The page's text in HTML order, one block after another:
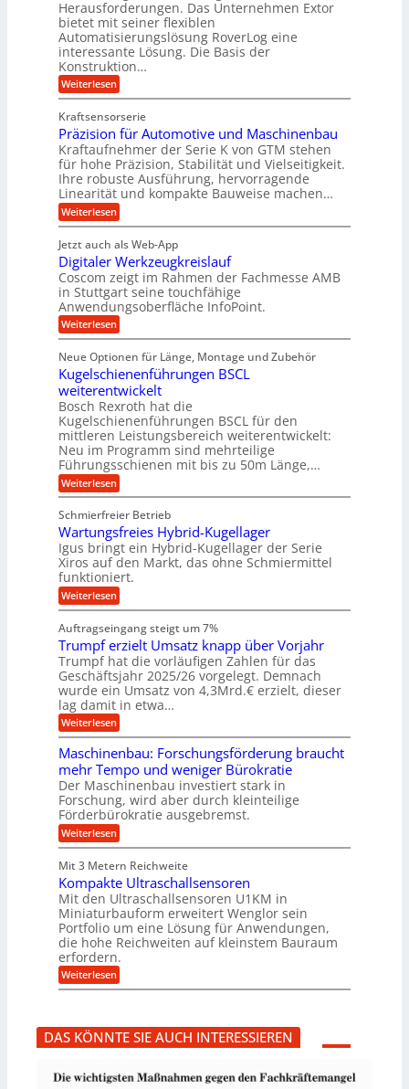
m
V
e
r
g
e
c
h
K
u
g
e
l
g
e
w
i
n
d
e
t
i
e
b
e
f
ü
r
r
a
u
e
U
m
g
e
b
u
n
g
e
n
t
U
m
s
a
t
u
n
d
A
u
f
t
r
a
g
s
e
i
g
a
n
g
r
b
e
i
t
s
l
o
s
e
,
w
e
n
i
g
e
r
S
t
e
l
l
e
n
Herausforderungen. Das Unternehmen Extor
bietet mit seiner flexiblen
Automatisierungslösung RoverLog eine
interessante Lösung. Die Basis der
Konstruktion…
Weiterlesen:
Z
h
n
s
t
a
n
g
e
n
e
t
r
i
e
b
e
f
r
p
r
ä
z
i
s
e
H
u
b
e
w
e
g
u
n
g
e
Kraftsensorserie
Präzision für Automotive und Maschinenbau
Kraftaufnehmer der Serie K von GTM stehen
für hohe Präzision, Stabilität und Vielseitigkeit.
Ihre robuste Ausführung, hervorragende
Linearität und kompakte Bauweise machen…
Weiterlesen:
P
ä
z
i
s
i
o
n
f
r
A
u
t
o
m
o
t
i
v
e
n
d
M
a
s
c
h
i
e
n
b
a
u
Jetzt auch als Web-App
Digitaler Werkzeugkreislauf
Coscom zeigt im Rahmen der Fachmesse AMB
in Stuttgart seine touchfähige
Anwendungsoberfläche InfoPoint.
Weiterlesen:
D
g
i
t
a
l
e
r
W
e
r
k
z
e
u
g
k
r
e
i
s
a
u
f
Neue Optionen für Länge, Montage und Zubehör
Kugelschienenführungen BSCL
weiterentwickelt
Bosch Rexroth hat die
Kugelschienenführungen BSCL für den
mittleren Leistungsbereich weiterentwickelt:
Neu im Programm sind mehrteilige
Führungsschienen mit bis zu 50m Länge,…
Weiterlesen:
K
g
e
l
s
c
h
i
e
e
n
f
ü
h
r
u
n
g
e
n
B
S
C
L
w
e
i
t
e
r
e
n
t
w
i
c
k
e
Schmierfreier Betrieb
Wartungsfreies Hybrid-Kugellager
Igus bringt ein Hybrid-Kugellager der Serie
Xiros auf den Markt, das ohne Schmiermittel
funktioniert.
Weiterlesen:
W
r
t
u
n
g
s
r
e
i
e
s
H
y
b
r
i
d
-
u
g
e
l
a
g
e
r
Auftragseingang steigt um 7%
Trumpf erzielt Umsatz knapp über Vorjahr
Trumpf hat die vorläufigen Zahlen für das
Geschäftsjahr 2025/26 vorgelegt. Demnach
wurde ein Umsatz von 4,3Mrd.€ erzielt, dieser
lag damit in etwa…
Weiterlesen:
T
u
m
p
f
e
r
z
i
e
t
U
m
s
a
t
z
k
n
p
ü
r
Maschinenbau: Forschungsförderung braucht
mehr Tempo und weniger Bürokratie
Der Maschinenbau investiert stark in
Forschung, wird aber durch kleinteilige
Förderbürokratie ausgebremst.
Weiterlesen:
M
s
c
h
i
n
e
n
b
a
u
r
s
h
Mit 3 Metern Reichweite
Kompakte Ultraschallsensoren
Mit den Ultraschallsensoren U1KM in
Miniaturbauform erweitert Wenglor sein
Portfolio um eine Lösung für Anwendungen,
die hohe Reichweiten auf kleinstem Bauraum
erfordern.
Weiterlesen:
K
p
a
k
e
DAS KÖNNTE SIE AUCH INTERESSIEREN